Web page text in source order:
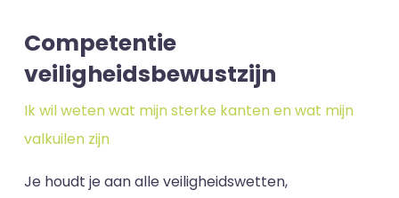
Competentie
veiligheidsbewustzijn
Ik wil weten wat mijn sterke kanten en wat mijn
valkuilen zijn
Je houdt je aan alle veiligheidswetten,